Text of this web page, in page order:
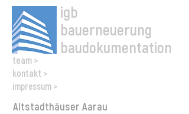
igb
bauerneuerung
baudokumentation
kontakt >
impressum >
team >
Altstadthäuser Aarau